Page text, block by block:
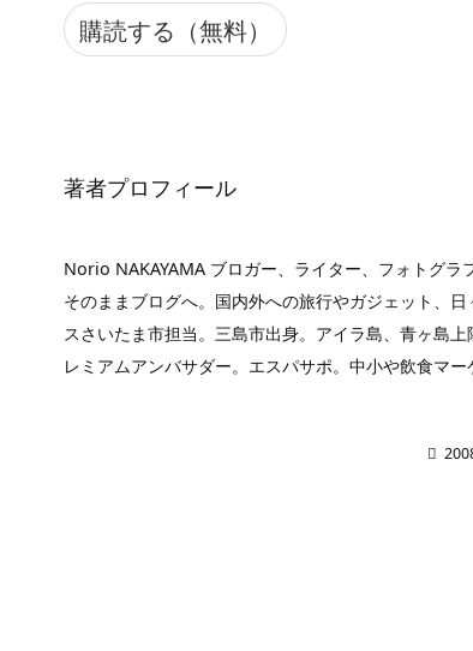
ア購読する（無料）
著者プロフィール
Norio NAKAYAMA ブロガー、ライター、フォトグ
そのままブログへ。国内外への旅行やガジェット、
スさいたま市担当。三島市出身。アイラ島、青ヶ島
レミアムアンバサダー。エスパサポ。中小や飲食マ
